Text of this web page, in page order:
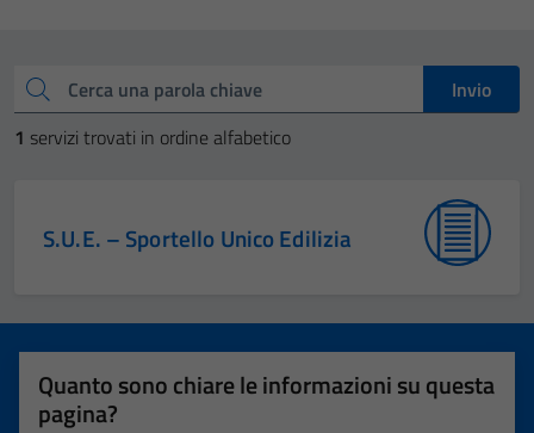
Cerca una parola chiave
Invio
1 servizi trovati in ordine alfabetico
S.U.E. – Sportello Unico Edilizia
Quanto sono chiare le informazioni su questa
pagina?